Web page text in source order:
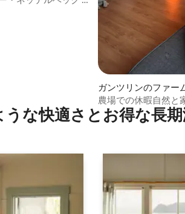
均評価 ガンツリンのファー
農場での休暇自然と
うな快⁠適⁠さ⁠とお⁠得⁠な長⁠